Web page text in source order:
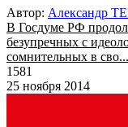
Автор: Александр
В Госдуме РФ
безупречных с
сомнительных в сво...
1581
25 ноября 2014